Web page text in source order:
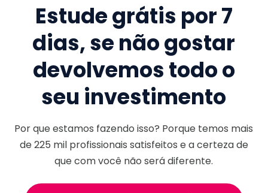
Estude grátis por 7
dias, se não gostar
devolvemos todo o
seu investimento
Por que estamos fazendo isso? Porque temos mais
de225 milprofissionais satisfeitos e a certeza de
que com você não será diferente.